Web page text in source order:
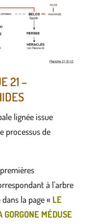
21 –
lignée issue
processus de
à l’arbre
la page « LE
MÉDUSE